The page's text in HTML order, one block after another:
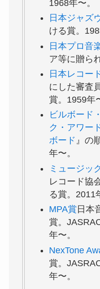
1968年〜。
日本ジャズ
ける賞。
日本プロ音
ア等に贈ら
日本レコー
にした審査
賞。1959年
ビルボード
ク・アワー
ボード 』の
年〜。
ミュージッ
レコード協
る賞。2011
MPA賞 日本
賞。
年〜。
NexTone
賞。
年〜。